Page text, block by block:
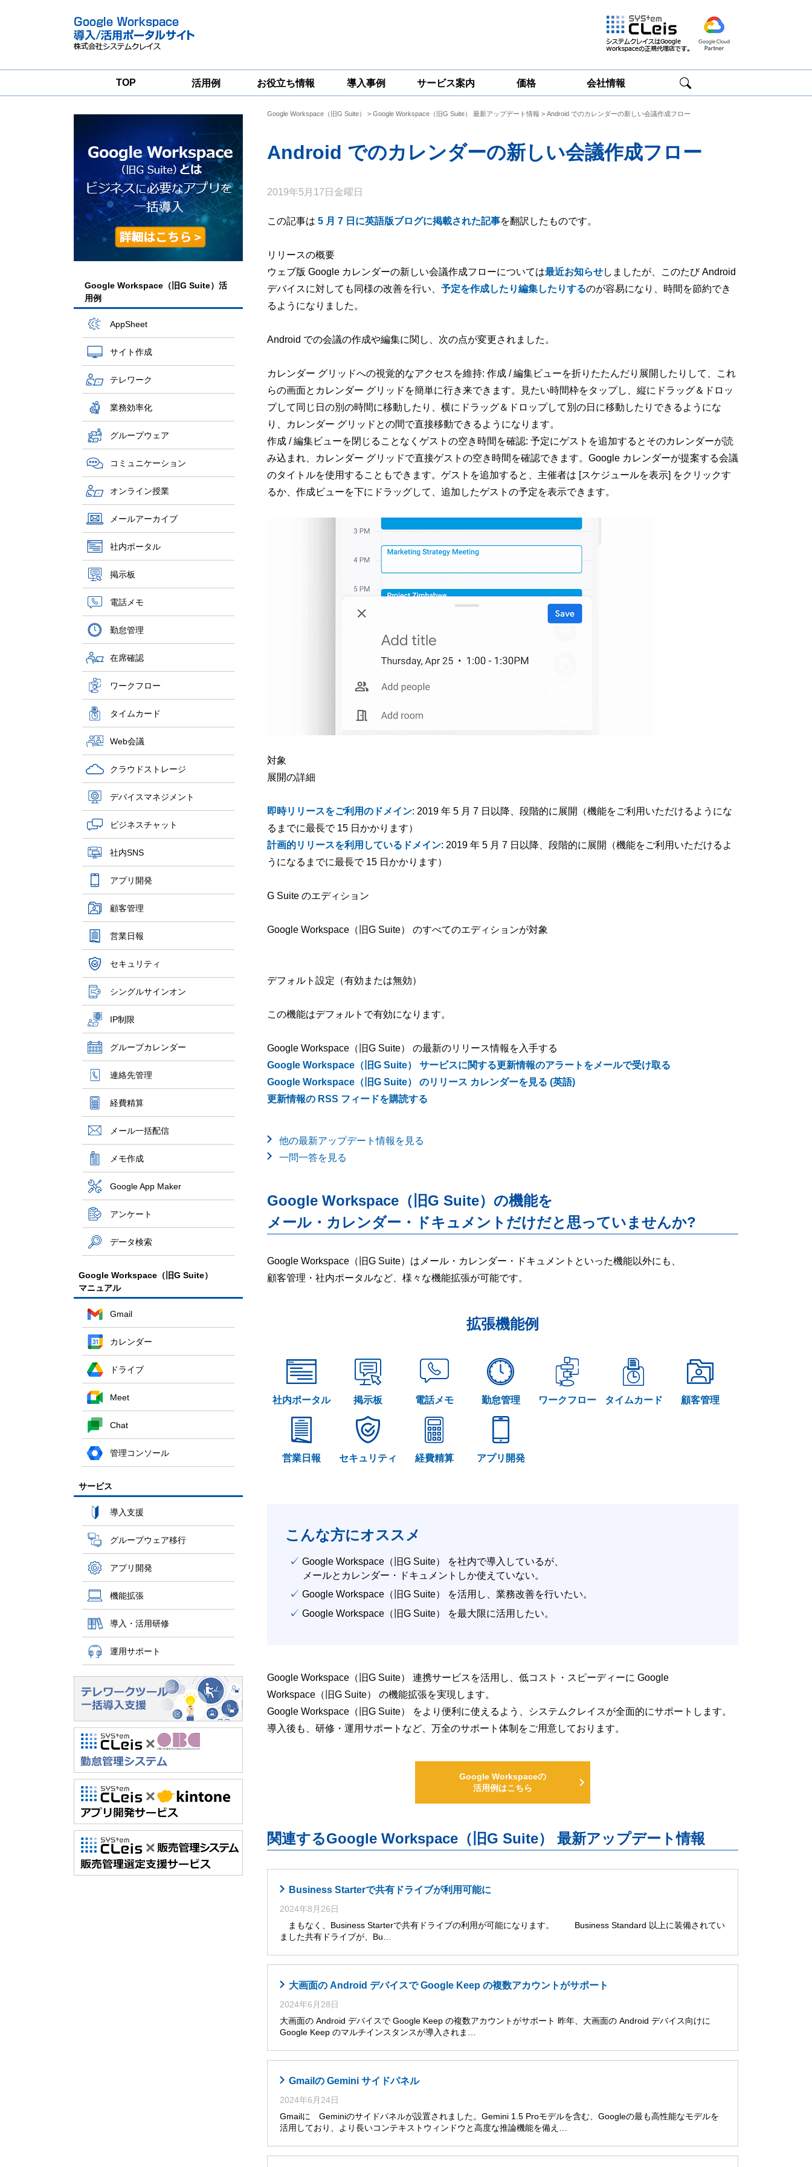
TOP 活用例 お役立ち情報
一問一答 コラム
導入事例 サービス案内
支援サービス
グループウェア
移行支援
Google
対策サービス
Google
Google
Google
Google
価格 会社情報
Google Workspace（旧G Suite）活
用例
AppSheet
サイト作成
テレワーク
業務効率化
グループウェア
コミュニケーション
オンライン授業
メールアーカイブ
社内ポータル
掲示板
電話メモ
勤怠管理
在席確認
ワークフロー
タイムカード
Web会議
クラウドストレージ
デバイスマネジメント
ビジネスチャット
社内SNS
アプリ開発
顧客管理
営業日報
セキュリティ
シングルサインオン
IP制限
グループカレンダー
連絡先管理
経費精算
メール一括配信
メモ作成
Google App Maker
アンケート
データ検索
Google Workspace（旧G Suite）
マニュアル
Gmail
カレンダー
ドライブ
Meet
Chat
管理コンソール
サービス
導入支援
グループウェア移行
アプリ開発
機能拡張
導入・活用研修
運用サポート
Google Workspace（旧G Suite） > Google Workspace（旧G Suite） 最新アップデート情報 > Android でのカレンダーの新しい会議作成フロー
Android でのカレンダーの新しい会議作成フロー
2019年5月17日金曜日
この記事は 5 月 7 日に英語版ブログに掲載された記事を翻訳したものです。
リリースの概要
ウェブ版 Google カレンダーの新しい会議作成フローについては最近お知らせしましたが、このたび Android
デバイスに対しても同様の改善を行い、 予定を作成したり編集したりするのが容易になり、時間を節約でき
るようになりました。
Android での会議の作成や編集に関し、次の点が変更されました。
カレンダー グリッドへの視覚的なアクセスを維持: 作成 / 編集ビューを折りたたんだり展開したりして、これ
らの画面とカレンダー グリッドを簡単に行き来できます。見たい時間枠をタップし、縦にドラッグ＆ドロッ
プして同じ日の別の時間に移動したり、横にドラッグ＆ドロップして別の日に移動したりできるようにな
り、カレンダー グリッドとの間で直接移動できるようになります。
作成 / 編集ビューを閉じることなくゲストの空き時間を確認: 予定にゲストを追加するとそのカレンダーが読
み込まれ、カレンダー グリッドで直接ゲストの空き時間を確認できます。Google カレンダーが提案する会議
のタイトルを使用することもできます。ゲストを追加すると、主催者は [スケジュールを表示] をクリックす
るか、作成ビューを下にドラッグして、追加したゲストの予定を表示できます。
対象
展開の詳細
即時リリースをご利用のドメイン: 2019 年 5 月 7 日以降、段階的に展開（機能をご利用いただけるようにな
るまでに最長で 15 日かかります）
計画的リリースを利用しているドメイン: 2019 年 5 月 7 日以降、段階的に展開（機能をご利用いただけるよ
うになるまでに最長で 15 日かかります）
G Suite のエディション
Google Workspace（旧G Suite） のすべてのエディションが対象
デフォルト設定（有効または無効）
この機能はデフォルトで有効になります。
Google Workspace（旧G Suite） の最新のリリース情報を入手する
Google Workspace（旧G Suite） サービスに関する更新情報のアラートをメールで受け取る
Google Workspace（旧G Suite） のリリース カレンダーを見る (英語)
更新情報の RSS フィードを購読する
他の最新アップデート情報を見る
一問一答を見る
Google Workspace（旧G Suite）の機能を
メール・カレンダー・ドキュメントだけだと思っていませんか?
Google Workspace（旧G Suite）はメール・カレンダー・ドキュメントといった機能以外にも、
顧客管理・社内ポータルなど、様々な機能拡張が可能です。
拡張機能例
社内ポータル 掲示板 電話メモ 勤怠管理 ワークフロー タイムカード 顧客管理
営業日報 セキュリティ 経費精算 アプリ開発
こんな方にオススメ
✓ Google Workspace（旧G Suite） を社内で導入しているが、
メールとカレンダー・ドキュメントしか使えていない。
✓ Google Workspace（旧G Suite） を活用し、業務改善を行いたい。
✓ Google Workspace（旧G Suite） を最大限に活用したい。
Google Workspace（旧G Suite） 連携サービスを活用し、低コスト・スピーディーに Google
Workspace（旧G Suite） の機能拡張を実現します。
Google Workspace（旧G Suite） をより便利に使えるよう、システムクレイスが全面的にサポートします。
導入後も、研修・運用サポートなど、万全のサポート体制をご用意しております。
Google Workspaceの
活用例はこちら
関連するGoogle Workspace（旧G Suite） 最新アップデート情報
Business Starterで共有ドライブが利用可能に
2024年8月26日
まもなく、Business Starterで共有ドライブの利用が可能になります。 Business Standard 以上に装備されてい
ました共有ドライブが、Bu…
大画面の Android デバイスで Google Keep の複数アカウントがサポート
2024年6月28日
大画面の Android デバイスで Google Keep の複数アカウントがサポート 昨年、大画面の Android デバイス向けに
Google Keep のマルチインスタンスが導入されま…
Gmailの Gemini サイドパネル
2024年6月24日
Gmailに Geminiのサイドパネルが設置されました。Gemini 1.5 Proモデルを含む、Googleの最も高性能なモデルを
活用しており、より長いコンテキストウィンドウと高度な推論機能を備え…